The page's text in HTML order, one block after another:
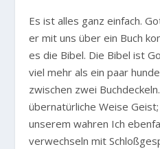
Es ist alles ganz einfach.
er mit uns über ein Buch
es die Bibel. Die Bibel ist
viel mehr als ein paar
zwischen zwei
übernatürliche Weise
unserem wahren Ich
verwechseln mit